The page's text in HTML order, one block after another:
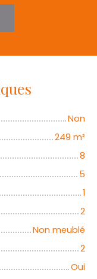
Non
249 m²
8
5
1
2
Non meublé
2
Oui